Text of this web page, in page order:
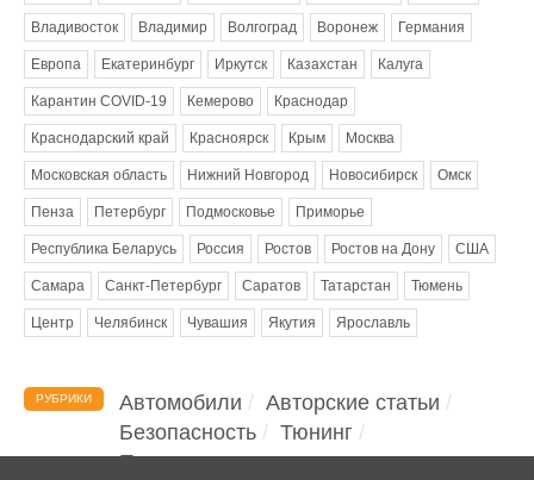
Владивосток Владимир Волгоград Воронеж Германия
Европа Екатеринбург Иркутск Казахстан Калуга
Карантин COVID-19 Кемерово Краснодар
Краснодарский край Красноярск Крым Москва
Московская область Нижний Новгород Новосибирск Омск
Пенза Петербург Подмосковье Приморье
Республика Беларусь Россия Ростов Ростов на Дону США
Самара Санкт-Петербург Саратов Татарстан Тюмень
Центр Челябинск Чувашия Якутия Ярославль
РУБРИКИ Автомобили
Авторские статьи
Безопасность
Тюнинг
Помощь водителю